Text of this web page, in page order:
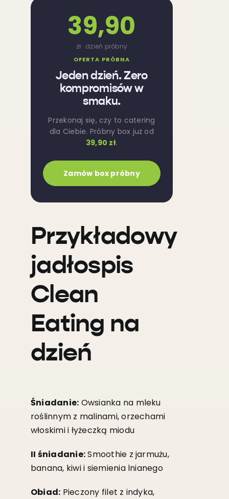
OFERTA PRÓBNA
Jeden dzień. Zero
kompromisów w
smaku.
Przekonaj się, czy to catering
dla Ciebie. Próbny box już od
39,90 zł.
Zamów box próbny
39,90
zł · dzień próbny
Przykładowy
jadłospis
Clean
Eating na
dzień
Śniadanie: Owsianka na mleku
roślinnym z malinami, orzechami
włoskimi i łyżeczką miodu
II śniadanie:Smoothie z jarmużu,
banana, kiwi i siemienia lnianego
Obiad: Pieczony filet z indyka,